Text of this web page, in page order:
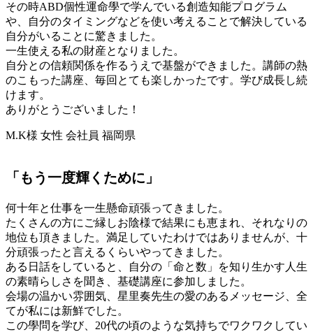
その時ABD個性運命學で学んでいる創造知能プログラム
や、自分のタイミングなどを使い考えることで解決している
自分がいることに驚きました。
一生使える私の財産となりました。
自分との信頼関係を作るうえで基盤ができました。講師の熱
のこもった講座、毎回とても楽しかったです。学び成長し続
けます。
ありがとうございました！
M.K様 女性 会社員 福岡県
「もう一度輝くために」
何十年と仕事を一生懸命頑張ってきました。
たくさんの方にご縁しお陰様で結果にも恵まれ、それなりの
地位も頂きました。満足していたわけではありませんが、十
分頑張ったと言えるくらいやってきました。
ある日話をしていると、自分の「命と数」を知り生かす人生
の素晴らしさを聞き、基礎講座に参加しました。
会場の温かい雰囲気、星里奏先生の愛のあるメッセージ、全
てが私には新鮮でした。
この學問を学び、20代の頃のような気持ちでワクワクしてい